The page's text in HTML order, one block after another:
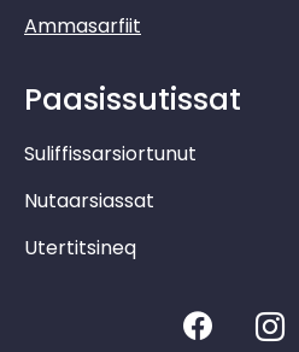
Ammasarfiit
Paasissutissat
Suliffissarsiortunut
Nutaarsiassat
Utertitsineq